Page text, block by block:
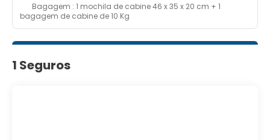
Bagagem : 1 mochila de cabine 46 x 35 x 20 cm + 1
bagagem de cabine de 10 Kg
1 Seguros